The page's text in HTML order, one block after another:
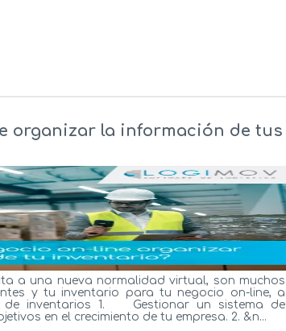
organizar la información de tus
a una nueva normalidad virtual, son muchos
y tu inventario para tu negocio on-line, a
de inventarios 1. Gestionar un sistema de
en el crecimiento de tu empresa. 2. &n...